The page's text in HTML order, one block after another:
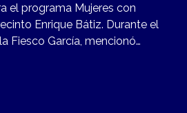
el programa Mujeres con
Enrique Bátiz. Durante el
Fiesco García, mencionó…